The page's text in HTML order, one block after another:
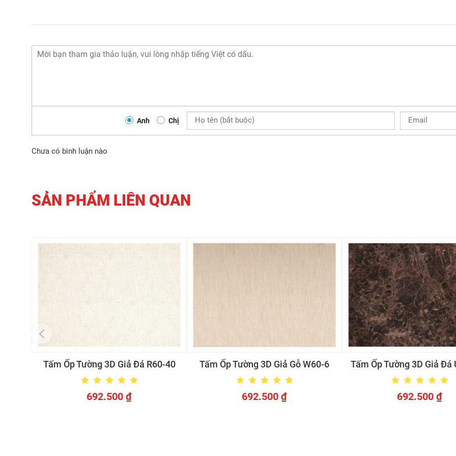
Anh Chị
Chưa có bình luận nào
SẢN PHẨM LIÊN QUAN
Tấm Ốp Tường 3D Giả Đá R60-40
692.500 ₫
Tấm Ốp Tường 3D Giả Gỗ W60-6
692.500 ₫
Tấm Ốp Tường 3D Giả Đá
692.500 ₫